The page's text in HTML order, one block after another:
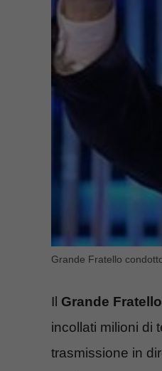
Grande Fratello
Il Grande Fratello
incollati milioni di
trasmissione in